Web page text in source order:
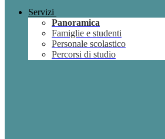
Servizi
Panoramica
Famiglie e studenti
Personale scolastico
Percorsi di studio